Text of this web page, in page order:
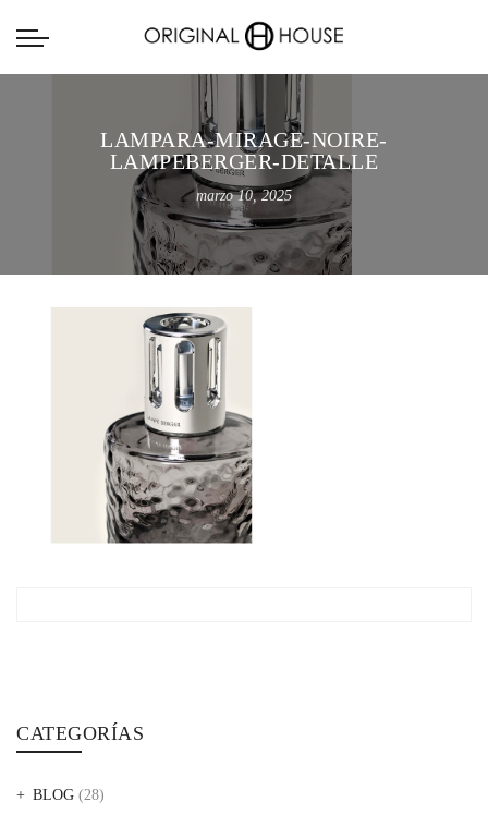
LAMPARA-MIRAGE-NOIRE-
LAMPEBERGER-DETALLE
marzo 10, 2025
CATEGORÍAS
BLOG (28)